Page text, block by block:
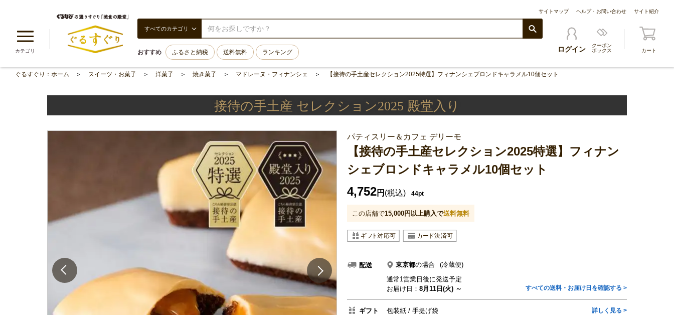
サイトマップ ヘルプ・お問い合わせ サイト紹介
カテゴリ
すべてのカテゴリ
おすすめ ふるさと納税 送料無料 ランキング ログイン
クーポン
ボックス
カート
ぐるすぐり：ホーム スイーツ・お菓子 洋菓子 焼き菓子 マドレーヌ・フィナンシェ 【接待の手土産セレクション2025特選】フィナンシェブロンドキャラメル10個セット
接待の手土産 セレクション2025 殿堂入り
パティスリー＆カフェ デリーモ
【接待の手土産セレクション2025特選】フィナン
シェブロンドキャラメル10個セット
4,752円 (税込) 44pt
この店舗で15,000円以上購入で送料無料
配送 東京都の場合
(冷蔵便)
通常1営業日後に発送予定
お届け日： 8月11日(火) ～ すべての送料・お届け日を確認する >
ギフト 包装紙 手提げ袋 詳しく見る >